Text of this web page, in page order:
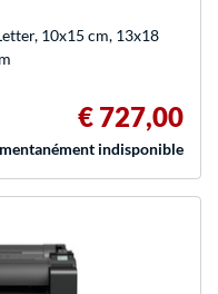
10x15 cm, 13x18
€ 727,00
indisponible